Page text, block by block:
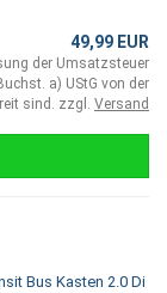
49,99 EUR
der Umsatzsteuer
a) UStG von der
sind. zzgl. Versand